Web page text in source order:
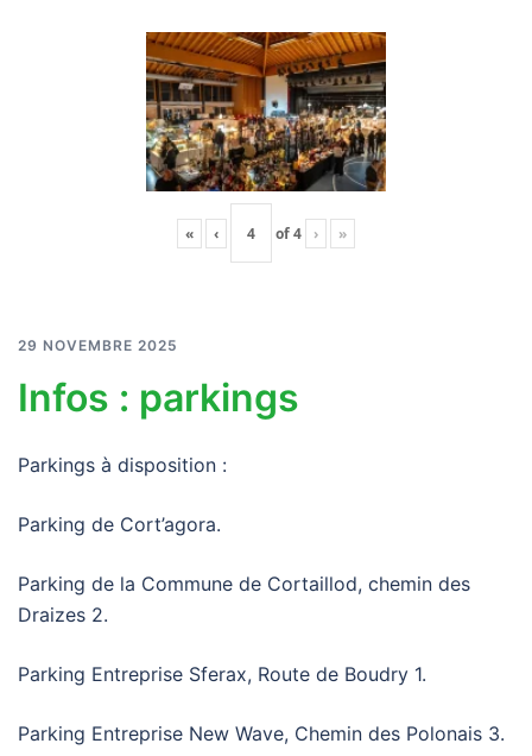
« ‹ of4 › »
29 NOVEMBRE 2025
Infos : parkings
Parkings à disposition :
Parking de Cort’agora.
Parking de la Commune de Cortaillod, chemin des
Draizes 2.
Parking Entreprise Sferax, Route de Boudry 1.
Parking Entreprise New Wave, Chemin des Polonais 3.